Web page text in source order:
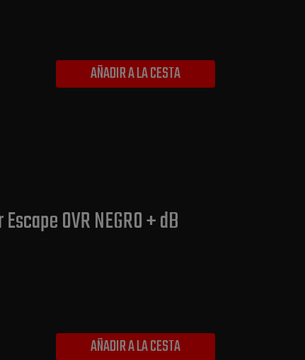
AÑADIR A LA CESTA
OVR NEGRO + dB
AÑADIR A LA CESTA